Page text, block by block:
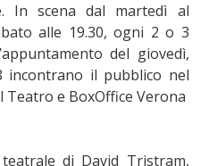
In scena dal martedì al
alle 19.30, ogni 2 o 3
del giovedì,
il pubblico nel
e BoxOffice Verona
di David Tristram,